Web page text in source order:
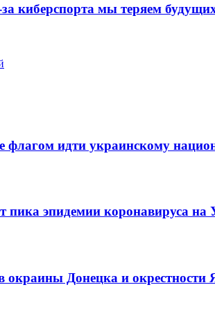
киберспорта мы теряем
идти украинскому
пика эпидемии коронавируса на
Донецка и окрестности